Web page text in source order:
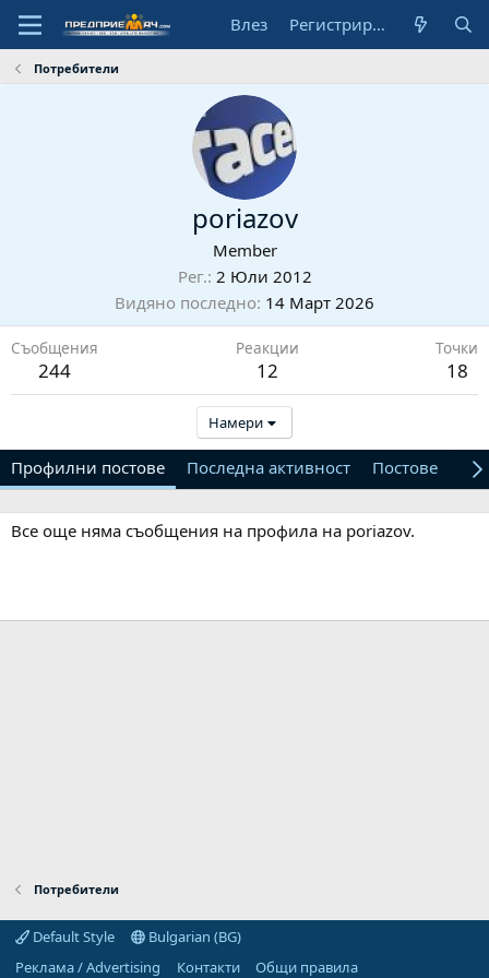
Влез Регистрирай се
Потребители
poriazov
Member
Рег. 2 Юли 2012
Видяно последно 14 Март 2026
Съобщения
244
Реакции
12
Точки
18
Намери
Профилни постове Последна активност Постове
Все още няма съобщения на профила на poriazov.
Потребители
Default Style
Bulgarian (BG)
Реклама / Advertising
Контакти
Общи правила